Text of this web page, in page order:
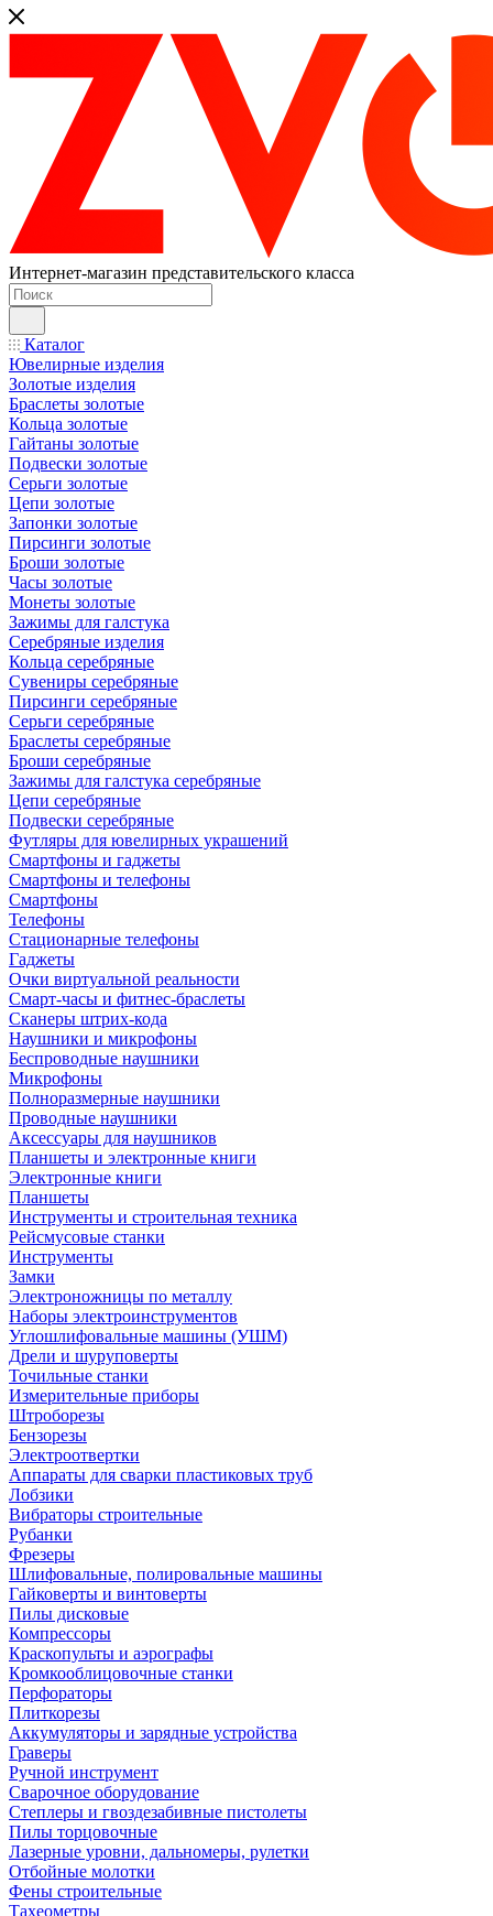
Интернет-магазин представительского класса
Каталог
Ювелирные изделия
Золотые изделия
Браслеты золотые
Кольца золотые
Гайтаны золотые
Подвески золотые
Серьги золотые
Цепи золотые
Запонки золотые
Пирсинги золотые
Броши золотые
Часы золотые
Монеты золотые
Зажимы для галстука
Серебряные изделия
Кольца серебряные
Сувениры серебряные
Пирсинги серебряные
Серьги серебряные
Браслеты серебряные
Броши серебряные
Зажимы для галстука серебряные
Цепи серебряные
Подвески серебряные
Футляры для ювелирных украшений
Смартфоны и гаджеты
Смартфоны и телефоны
Смартфоны
Телефоны
Стационарные телефоны
Гаджеты
Очки виртуальной реальности
Смарт-часы и фитнес-браслеты
Сканеры штрих-кода
Наушники и микрофоны
Беспроводные наушники
Микрофоны
Полноразмерные наушники
Проводные наушники
Аксессуары для наушников
Планшеты и электронные книги
Электронные книги
Планшеты
Инструменты и строительная техника
Рейсмусовые станки
Инструменты
Замки
Электроножницы по металлу
Наборы электроинструментов
Углошлифовальные машины (УШМ)
Дрели и шуруповерты
Точильные станки
Измерительные приборы
Штроборезы
Бензорезы
Электроотвертки
Аппараты для сварки пластиковых труб
Лобзики
Вибраторы строительные
Рубанки
Фрезеры
Шлифовальные, полировальные машины
Гайковерты и винтоверты
Пилы дисковые
Компрессоры
Краскопульты и аэрографы
Кромкооблицовочные станки
Перфораторы
Плиткорезы
Аккумуляторы и зарядные устройства
Граверы
Ручной инструмент
Сварочное оборудование
Степлеры и гвоздезабивные пистолеты
Пилы торцовочные
Лазерные уровни, дальномеры, рулетки
Отбойные молотки
Фены строительные
Тахеометры